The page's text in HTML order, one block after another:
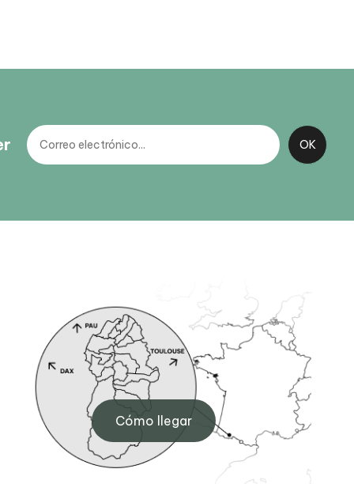
BIT d'Eaux-Bonnes
Avenue Castellane, 64440 Eaux-
Bonnes
+33 (0)5 59 05 33 08
Cómo llegar